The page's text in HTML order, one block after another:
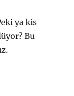
ya kis
Bu